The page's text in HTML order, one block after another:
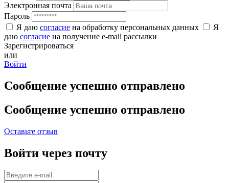
Электронная почта
Пароль
Я даю согласие на обработку персональных данных
Я
даю согласие на получение e-mail рассылки
Зарегистрироваться
или
Войти
Сообщение успешно отправлено
Сообщение успешно отправлено
Оставьте отзыв
Войти через почту